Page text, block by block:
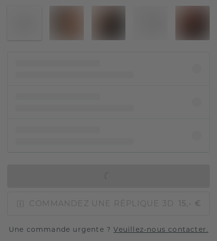
COMMANDEZ UNE RÉPLIQUE 3D 15,- €
Une commande urgente ?Veuillez-nous contacter.